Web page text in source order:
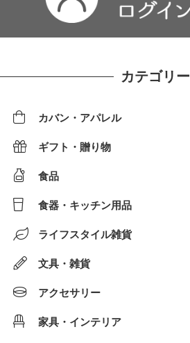
カテゴリー
カバン・アパレル
ギフト・贈り物
食品
食器・キッチン用品
ライフスタイル雑貨
文具・雑貨
アクセサリー
家具・インテリア